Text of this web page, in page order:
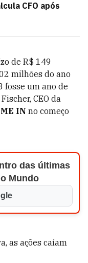
CFO após
de R$ 149
milhões do ano
fosse um ano de
CEO da
IN no começo
das últimas
Mundo
as ações caíam